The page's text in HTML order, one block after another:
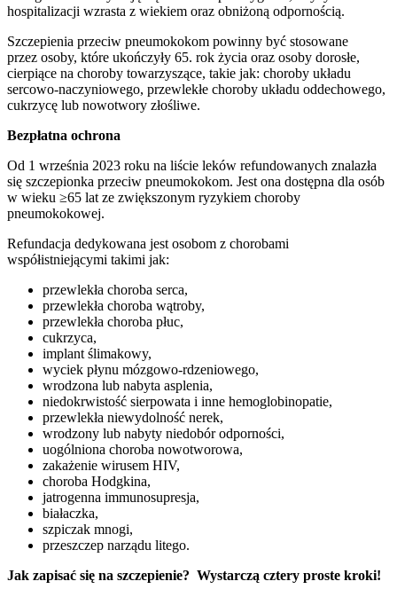
hospitalizacji wzrasta z wiekiem oraz obniżoną odpornością.
Szczepienia przeciw pneumokokom powinny być stosowane
przez osoby, które ukończyły 65. rok życia oraz osoby dorosłe,
cierpiące na choroby towarzyszące, takie jak: choroby układu
sercowo-naczyniowego, przewlekłe choroby układu oddechowego,
cukrzycę lub nowotwory złośliwe.
Bezpłatna ochrona
Od 1 września 2023 roku na liście leków refundowanych znalazła
się szczepionka przeciw pneumokokom. Jest ona dostępna dla osób
w wieku ≥65 lat ze zwiększonym ryzykiem choroby
pneumokokowej.
Refundacja dedykowana jest osobom z chorobami
współistniejącymi takimi jak:
przewlekła choroba serca,
przewlekła choroba wątroby,
przewlekła choroba płuc,
cukrzyca,
implant ślimakowy,
wyciek płynu mózgowo-rdzeniowego,
wrodzona lub nabyta asplenia,
niedokrwistość sierpowata i inne hemoglobinopatie,
przewlekła niewydolność nerek,
wrodzony lub nabyty niedobór odporności,
uogólniona choroba nowotworowa,
zakażenie wirusem HIV,
choroba Hodgkina,
jatrogenna immunosupresja,
białaczka,
szpiczak mnogi,
przeszczep narządu litego.
Jak zapisać się na szczepienie? Wystarczą cztery proste kroki!